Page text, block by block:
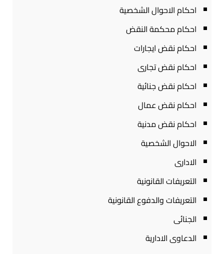
احكام الاحوال الشخصية
احكام محكمة النقض
احكام نقض ايجارات
احكام نقض تجارى
احكام نقض جنائية
احكام نقض عمال
احكام نقض مدنية
الاحوال الشخصية
الادارى
التعريفات القانونية
التعريفات والدفوع القانونية
الجنائى
الدعاوى الادارية